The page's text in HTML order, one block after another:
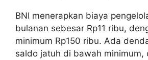
BNI menerapkan biaya
bulanan sebesar Rp11 ribu,
minimum Rp150 ribu. Ada
saldo jatuh di bawah minimum,